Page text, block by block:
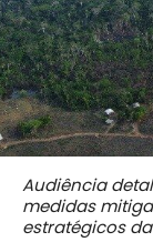
Audiência
medidas
estratégicos